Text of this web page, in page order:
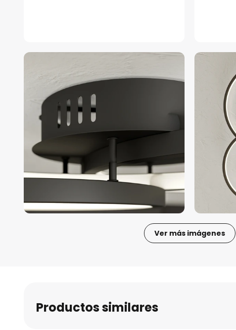
Ver más imágenes
galería
Productos similares